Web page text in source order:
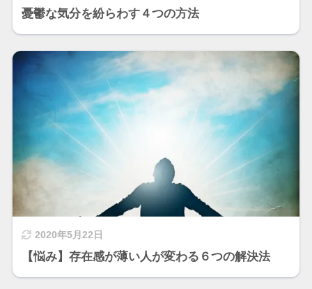
憂鬱な気分を紛らわす４つの方法
2020年5月22日
【悩み】存在感が薄い人が変わる６つの解決法